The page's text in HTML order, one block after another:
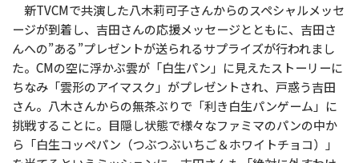
新TVCMで共演した八木莉可子さんからのスペシャルメッセ
ージが到着し、吉田さんの応援メッセージとともに、吉田さ
んへの”ある”プレゼントが送られるサプライズが行われまし
た。CMの空に浮かぶ雲が「白生パン」に見えたストーリーに
ちなみ「雲形のアイマスク」がプレゼントされ、戸惑う吉田
さん。八木さんからの無茶ぶりで「利き白生パンゲーム」に
挑戦することに。目隠し状態で様々なファミマのパンの中か
ら「白生コッペパン（つぶつぶいちご＆ホワイトチョコ）」